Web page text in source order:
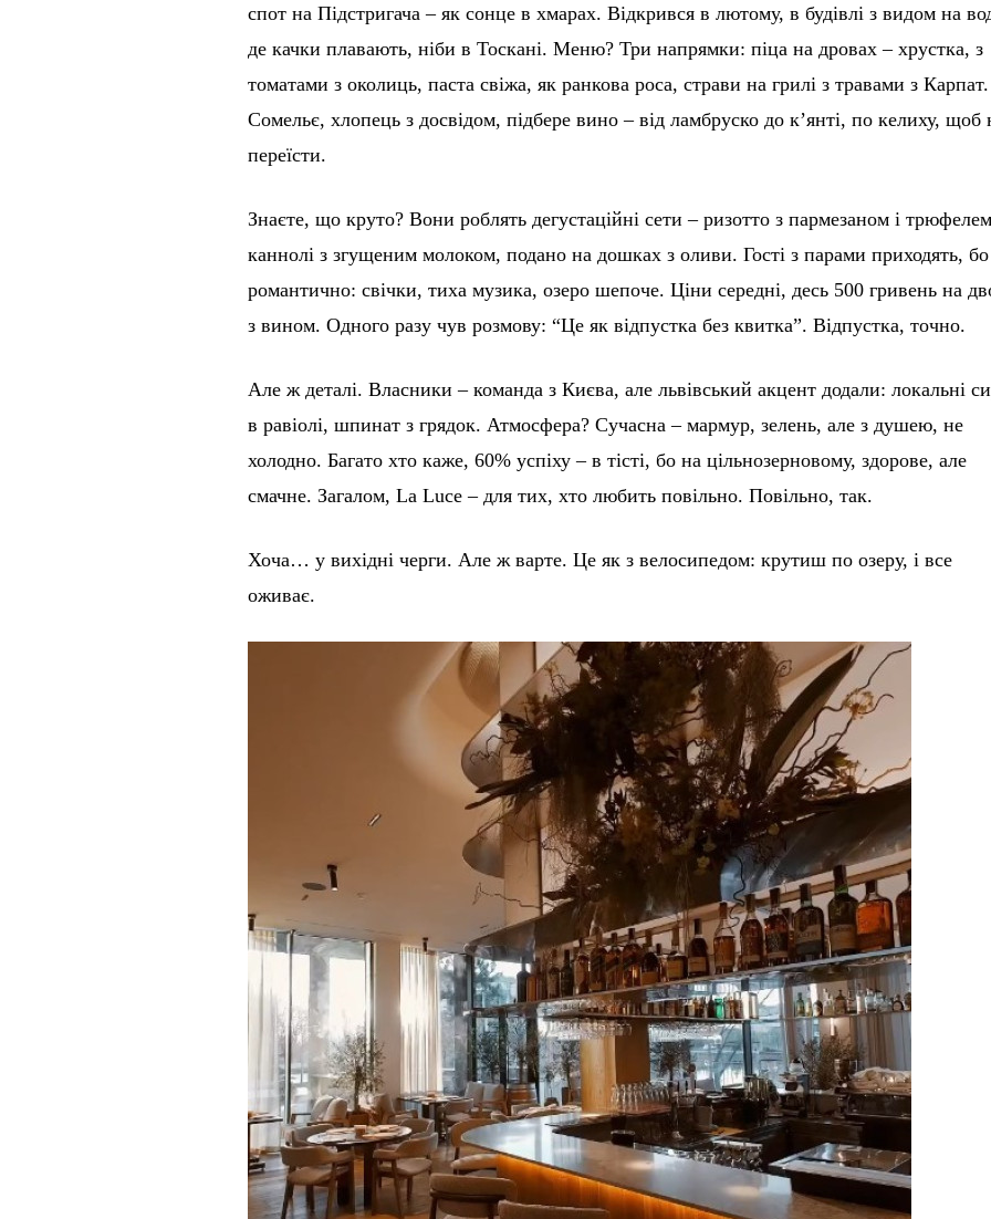
спот на Підстригача – як сонце в хмарах. Відкрився в лютому, в будівлі з видом на
де качки плавають, ніби в Тоскані. Меню? Три напрямки: піца на дровах – хрустка, з
томатами з околиць, паста свіжа, як ранкова роса, страви на грилі з травами з Карпат.
Сомельє, хлопець з досвідом, підбере вино – від ламбруско до к’янті, по келиху, щоб
переїсти.
Знаєте, що круто? Вони роблять дегустаційні сети – ризотто з пармезаном і
каннолі з згущеним молоком, подано на дошках з оливи. Гості з парами приходять, бо
романтично: свічки, тиха музика, озеро шепоче. Ціни середні, десь 500 гривень на
з вином. Одного разу чув розмову: “Це як відпустка без квитка”. Відпустка, точно.
Але ж деталі. Власники – команда з Києва, але львівський акцент додали: локальні
в равіолі, шпинат з грядок. Атмосфера? Сучасна – мармур, зелень, але з душею, не
холодно. Багато хто каже, 60% успіху – в тісті, бо на цільнозерновому, здорове, але
смачне. Загалом, La Luce – для тих, хто любить повільно. Повільно, так.
Хоча… у вихідні черги. Але ж варте. Це як з велосипедом: крутиш по озеру, і все
оживає.